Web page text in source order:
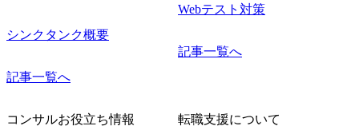
シンクタンク概要
記事一覧へ
Webテスト対策
記事一覧へ
コンサルお役立ち情報 転職支援について